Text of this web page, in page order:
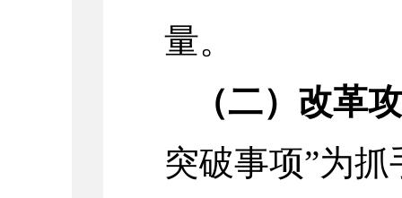
量。
（二）改革
突破事项”为